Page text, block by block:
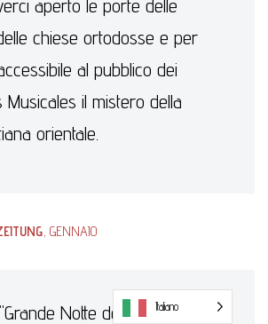
aperto le porte delle
chiese ortodosse e per
al pubblico dei
Musicales il mistero della
orientale.
, GENNAIO
Notte della Musica" si
Italiano